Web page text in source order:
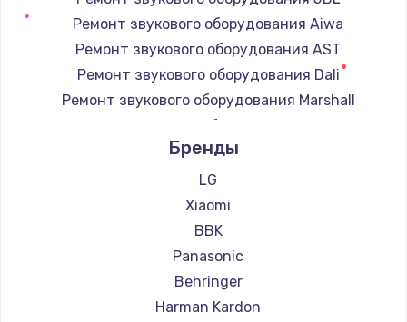
Ремонт звукового оборудования Aiwa
Ремонт звукового оборудования AST
Ремонт звукового оборудования Dali
Ремонт звукового оборудования Marshall
Ремонт звукового оборудования Supra
Бренды
LG
Xiaomi
BBK
Panasonic
Behringer
Harman Kardon